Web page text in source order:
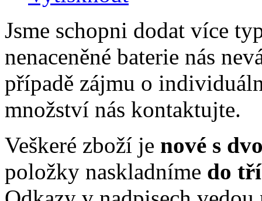
Jsme schopni dodat více
nenaceněné baterie nás
případě zájmu o
množství nás kontaktujte.
Veškeré zboží je nové s
položky naskladníme do